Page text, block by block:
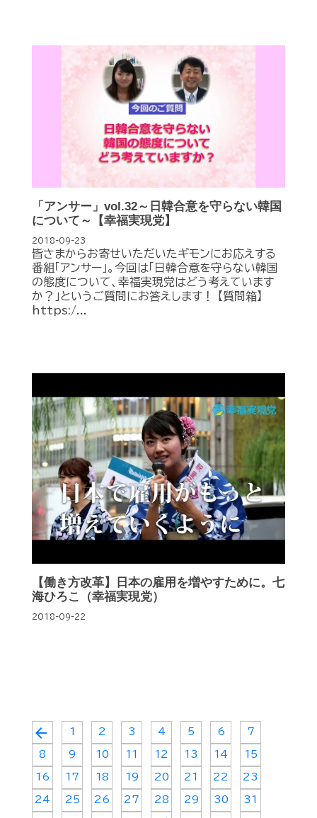
「アンサー」vol.32～日韓合意を守らない韓国
について～【幸福実現党】
2018-09-23
皆さまからお寄せいただいたギモンにお応えする
番組「アンサー」。今回は「日韓合意を守らない韓国
の態度について、幸福実現党はどう考えています
か？」というご質問にお答えします！ 【質問箱】
https:/...
【働き方改革】日本の雇用を増やすために。七
海ひろこ（幸福実現党）
2018-09-22
arrow_back 1 2 3 4 5 6 7
8 9 10 11 12 13 14 15
16 17 18 19 20 21 22 23
24 25 26 27 28 29 30 31